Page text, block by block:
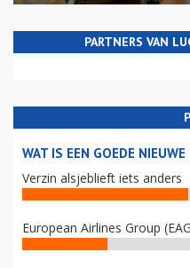
PARTNERS VAN
WAT IS EEN GOEDE
Verzin alsjeblieft iets anders
European Airlines Group